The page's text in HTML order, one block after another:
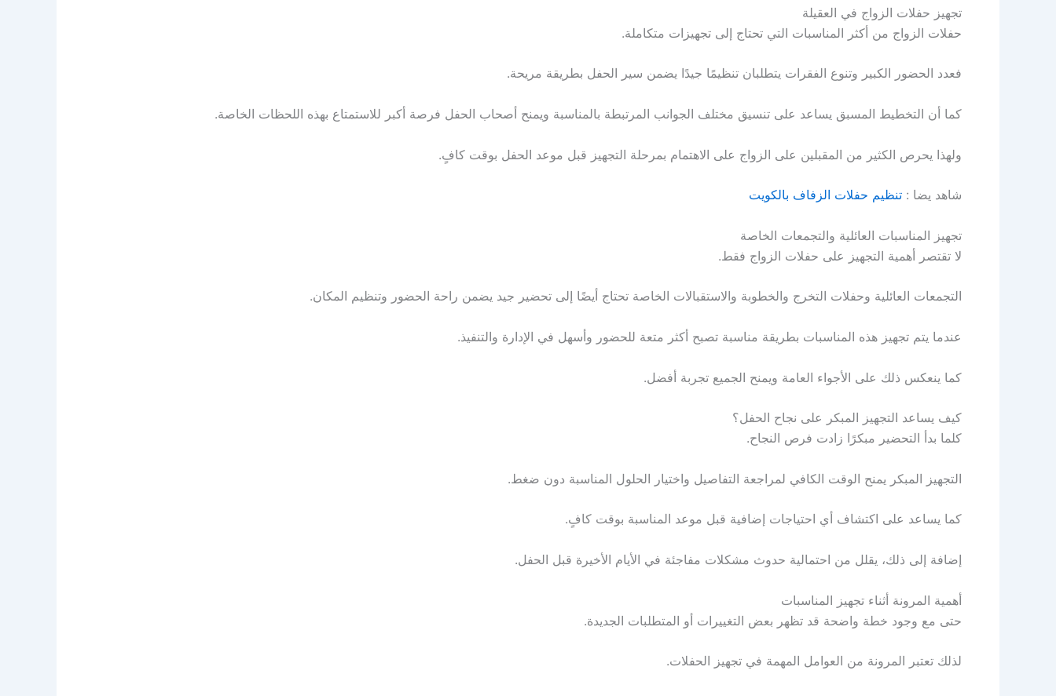
تجهيز حفلات الزواج في العقيلة
حفلات الزواج من أكثر المناسبات التي تحتاج إلى تجهيزات متكاملة.
فعدد الحضور الكبير وتنوع الفقرات يتطلبان تنظيمًا جيدًا يضمن سير الحفل بطريقة مريحة.
كما أن التخطيط المسبق يساعد على تنسيق مختلف الجوانب المرتبطة بالمناسبة ويمنح أصحاب الحفل فرصة أكبر للاستمتاع بهذه اللحظات الخاصة.
ولهذا يحرص الكثير من المقبلين على الزواج على الاهتمام بمرحلة التجهيز قبل موعد الحفل بوقت كافٍ.
شاهد يضا : تنظيم حفلات الزفاف بالكويت
تجهيز المناسبات العائلية والتجمعات الخاصة
لا تقتصر أهمية التجهيز على حفلات الزواج فقط.
التجمعات العائلية وحفلات التخرج والخطوبة والاستقبالات الخاصة تحتاج أيضًا إلى تحضير جيد يضمن راحة الحضور وتنظيم المكان.
عندما يتم تجهيز هذه المناسبات بطريقة مناسبة تصبح أكثر متعة للحضور وأسهل في الإدارة والتنفيذ.
كما ينعكس ذلك على الأجواء العامة ويمنح الجميع تجربة أفضل.
كيف يساعد التجهيز المبكر على نجاح الحفل؟
كلما بدأ التحضير مبكرًا زادت فرص النجاح.
التجهيز المبكر يمنح الوقت الكافي لمراجعة التفاصيل واختيار الحلول المناسبة دون ضغط.
كما يساعد على اكتشاف أي احتياجات إضافية قبل موعد المناسبة بوقت كافٍ.
إضافة إلى ذلك، يقلل من احتمالية حدوث مشكلات مفاجئة في الأيام الأخيرة قبل الحفل.
أهمية المرونة أثناء تجهيز المناسبات
حتى مع وجود خطة واضحة قد تظهر بعض التغييرات أو المتطلبات الجديدة.
لذلك تعتبر المرونة من العوامل المهمة في تجهيز الحفلات.